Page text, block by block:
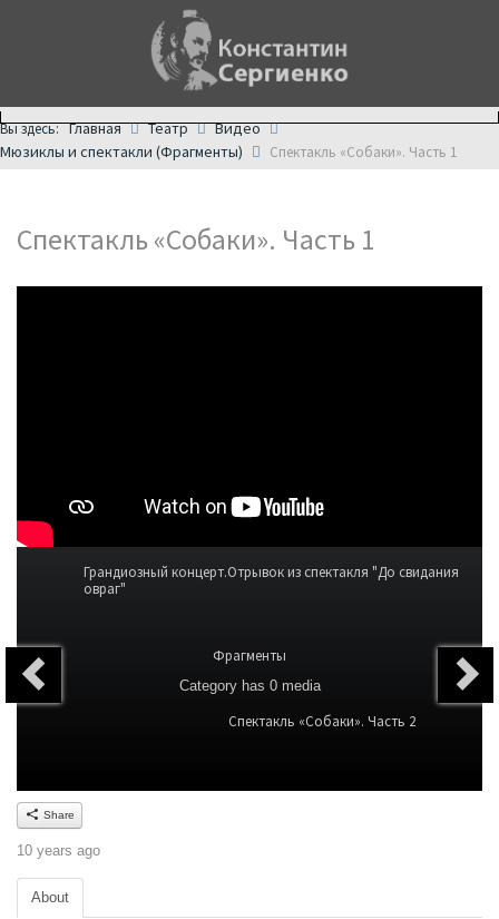
Вы здесь:Главная Театр
Видео
Мюзиклы и спектакли (Фрагменты)
Спектакль «Собаки». Часть 1
Спектакль «Собаки». Часть 1
Грандиозный концерт.Отрывок из спектакля "До свидания
овраг"
Фрагменты
Categoryhas 0 media
Спектакль «Собаки». Часть 2
Share
10 years ago
About